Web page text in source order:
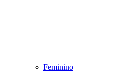
Feminino